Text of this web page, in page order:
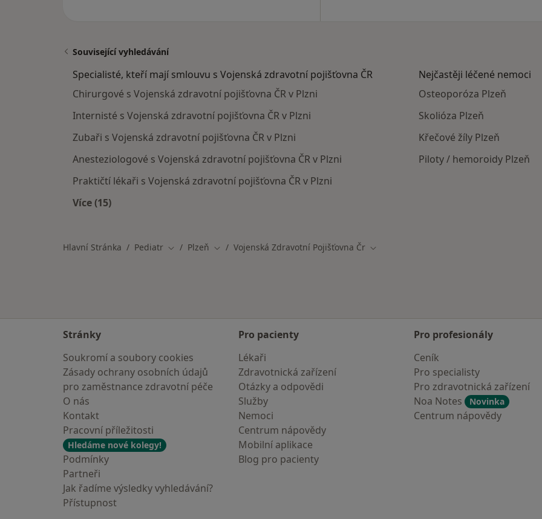
Související vyhledávání
Specialisté, kteří mají smlouvu s Vojenská zdravotní pojišťovna ČR
Chirurgové s Vojenská zdravotní pojišťovna ČR v Plzni
Internisté s Vojenská zdravotní pojišťovna ČR v Plzni
Zubaři s Vojenská zdravotní pojišťovna ČR v Plzni
Anesteziologové s Vojenská zdravotní pojišťovna ČR v Plzni
Praktičtí lékaři s Vojenská zdravotní pojišťovna ČR v Plzni
Více (15)
Nejčastěji léčené nemoci
Osteoporóza Plzeň
Skolióza Plzeň
Křečové žíly Plzeň
Piloty / hemoroidy Plzeň
Hlavní Stránka Pediatr Změna města
Plzeň Změna města
Vojenská Zdravotní Pojišťovna Čr Změna města
Stránky
Soukromí a soubory cookies
Zásady ochrany osobních údajů
pro zaměstnance zdravotní péče
O nás
Kontakt
Pracovní příležitosti
Hledáme nové kolegy!
Podmínky
Partneři
Jak řadíme výsledky vyhledávání?
Přístupnost
Pro pacienty
Lékaři
Zdravotnická zařízení
Otázky a odpovědi
Služby
Nemoci
Centrum nápovědy
Mobilní aplikace
Blog pro pacienty
Pro profesionály
Ceník
Pro specialisty
Pro zdravotnická zařízení
Noa Notes
Novinka
Centrum nápovědy